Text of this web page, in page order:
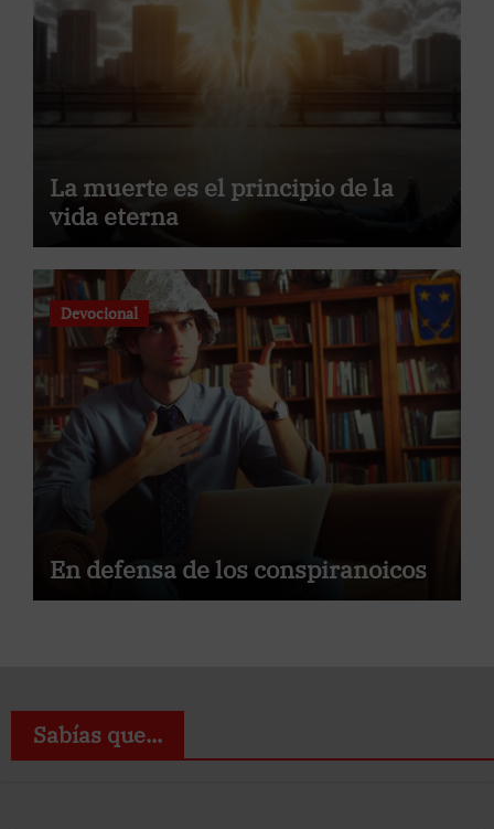
La muerte es el principio de la
vida eterna
Devocional
En defensa de los conspiranoicos
Sabías que...